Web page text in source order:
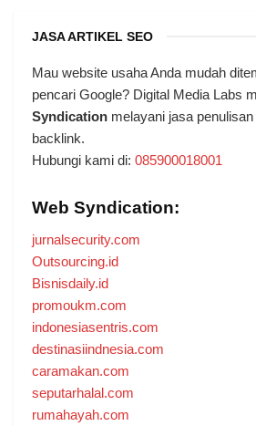
JASA ARTIKEL SEO
Mau website usaha Anda mudah
pencari Google? Digital Media Labs
Syndication melayani jasa
backlink.
Hubungi kami di: 085900018001
Web Syndication:
jurnalsecurity.com
Outsourcing.id
Bisnisdaily.id
promoukm.com
indonesiasentris.com
destinasiindnesia.com
caramakan.com
seputarhalal.com
rumahayah.com